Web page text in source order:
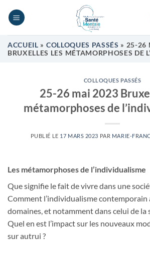
ACCUEIL » COLLOQUES PASSÉS » 25-26
BRUXELLES LES MÉTAMORPHOSES DE
COLLOQUES PASSÉS
25-26 mai 2023
métamorphoses de
PUBLIÉ LE 17 MARS 2023 PAR MARIE-
Les métamorphoses de l’individualisme
Que signifie le fait de vivre dans une
Comment l’individualisme
domaines, et notamment dans celui de la
Quel en est l’impact sur les nouveaux
sur autrui ?